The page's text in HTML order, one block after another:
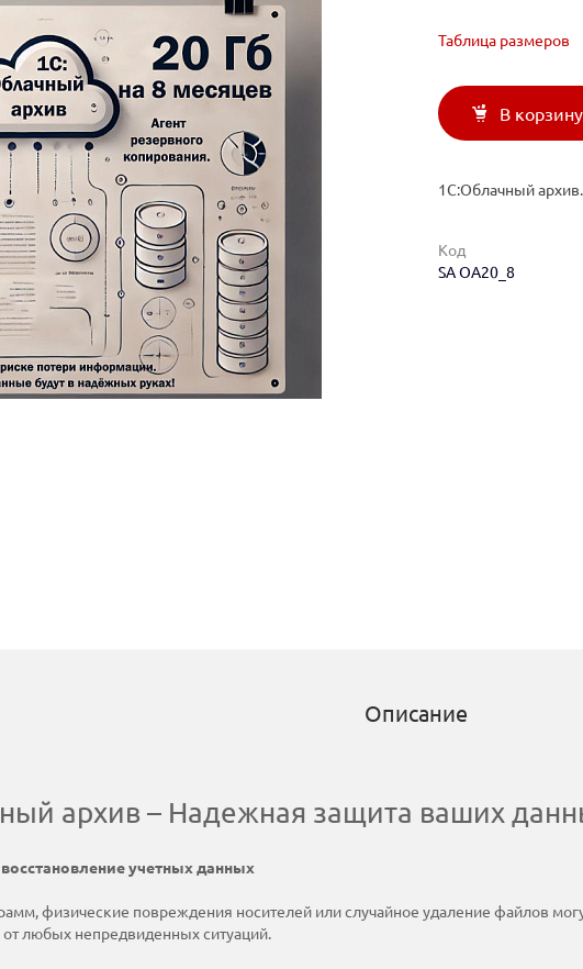
Таблица размеров
В корзину
1С:Облачный
Код
SA ОА20_8
Описание
архив – Надежная защита ваших
учетных данных
физические повреждения носителей или случайное удаление файлов
от любых непредвиденных ситуаций.